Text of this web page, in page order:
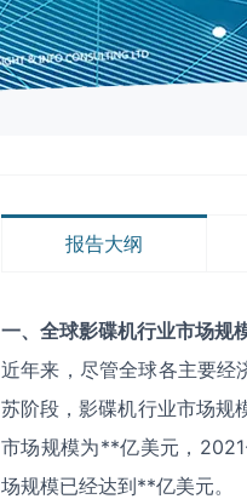
报告大纲
一、全球影碟机行业市场规
近年来，尽管全球各主要经
苏阶段，影碟机行业市场规
市场规模为**亿美元，
场规模已经达到**亿美元。